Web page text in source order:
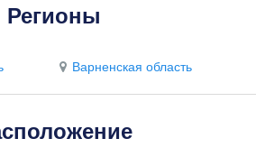
Регионы
Варненская область